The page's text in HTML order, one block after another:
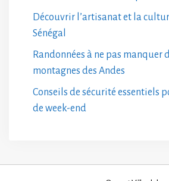
Découvrir l’artisanat et la
Sénégal
Randonnées à ne pas manquer
montagnes des Andes
Conseils de sécurité essentiels
de week-end